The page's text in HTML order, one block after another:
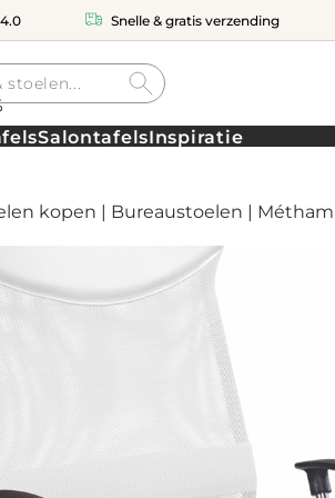
4.0 Snelle & gratis verzending
SalontafelsInspiratie
kopen | Bureaustoelen |